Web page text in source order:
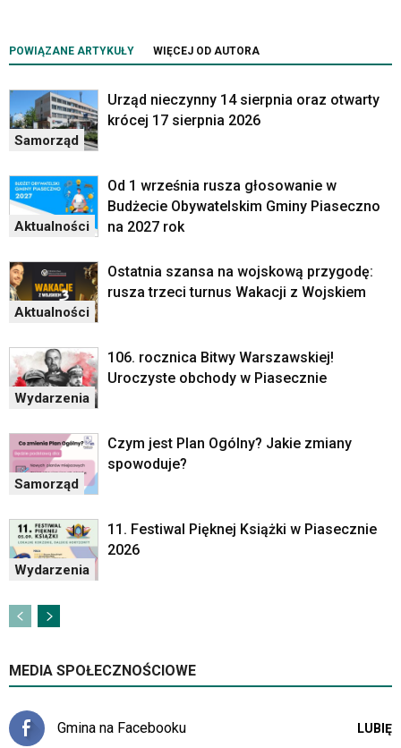
POWIĄZANE ARTYKUŁY WIĘCEJ OD AUTORA
Samorząd
Urząd nieczynny 14 sierpnia oraz otwarty
krócej 17 sierpnia 2026
Aktualności
Od 1 września rusza głosowanie w
Budżecie Obywatelskim Gminy Piaseczno
na 2027 rok
Aktualności
Ostatnia szansa na wojskową przygodę:
rusza trzeci turnus Wakacji z Wojskiem
Wydarzenia
106. rocznica Bitwy Warszawskiej!
Uroczyste obchody w Piasecznie
Samorząd
Czym jest Plan Ogólny? Jakie zmiany
spowoduje?
Wydarzenia
11. Festiwal Pięknej Książki w Piasecznie
2026
MEDIA SPOŁECZNOŚCIOWE
Gmina na Facebooku LUBIĘ